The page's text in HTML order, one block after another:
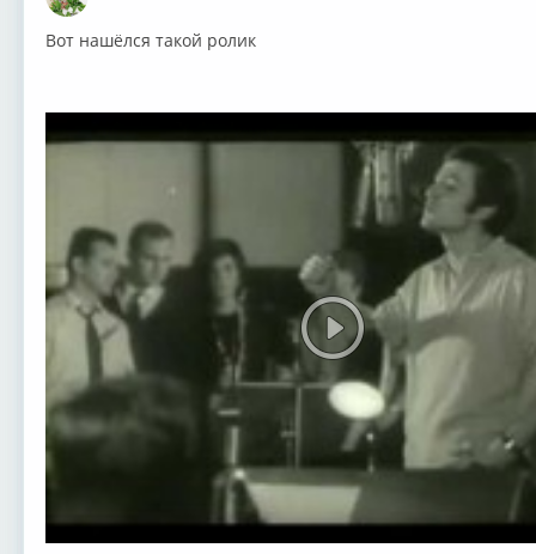
Вот нашёлся такой ролик